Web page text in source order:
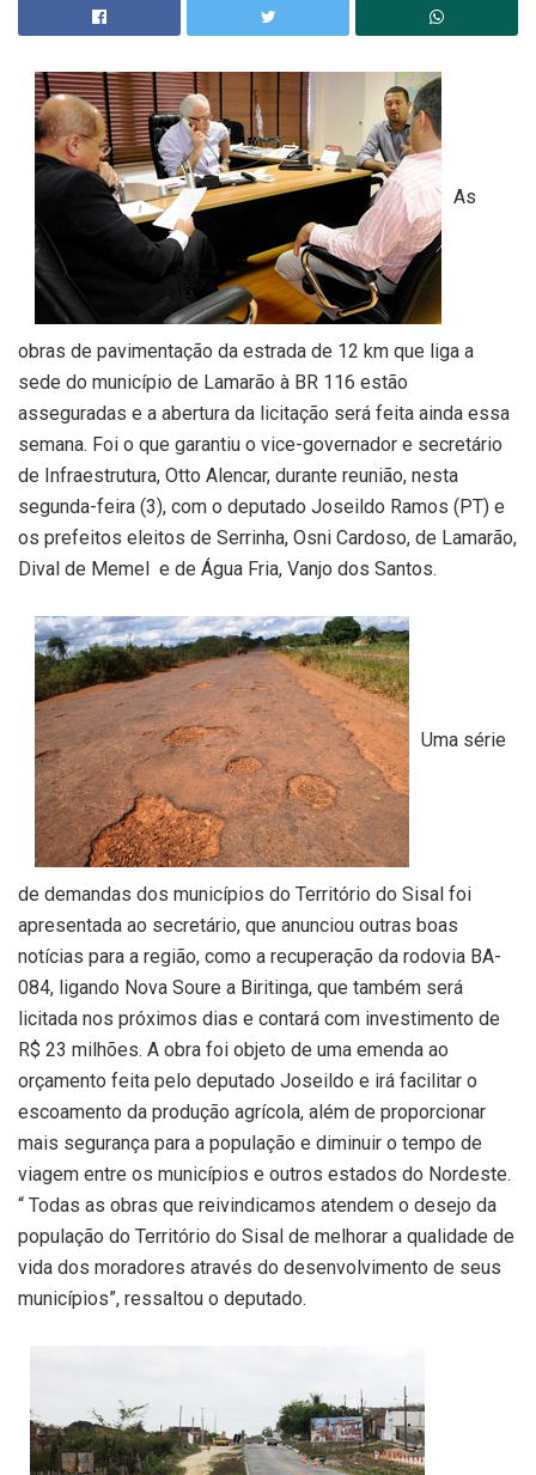
As
obras de pavimentação da estrada de 12 km que liga a
sede do município de Lamarão à BR 116 estão
asseguradas e a abertura da licitação será feita ainda essa
semana. Foi o que garantiu o vice-governador e secretário
de Infraestrutura, Otto Alencar, durante reunião, nesta
segunda-feira (3), com o deputado Joseildo Ramos (PT) e
os prefeitos eleitos de Serrinha, Osni Cardoso, de Lamarão,
Dival de Memel e de Água Fria, Vanjo dos Santos.
Uma série
de demandas dos municípios do Território do Sisal foi
apresentada ao secretário, que anunciou outras boas
notícias para a região, como a recuperação da rodovia BA-
084, ligando Nova Soure a Biritinga, que também será
licitada nos próximos dias e contará com investimento de
R$ 23 milhões. A obra foi objeto de uma emenda ao
orçamento feita pelo deputado Joseildo e irá facilitar o
escoamento da produção agrícola, além de proporcionar
mais segurança para a população e diminuir o tempo de
viagem entre os municípios e outros estados do Nordeste.
“ Todas as obras que reivindicamos atendem o desejo da
população do Território do Sisal de melhorar a qualidade de
vida dos moradores através do desenvolvimento de seus
municípios”, ressaltou o deputado.